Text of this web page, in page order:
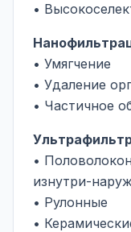
•
• Умягчение
• Удаление
• Частичное
•
изнутри-
• Рулонные
•